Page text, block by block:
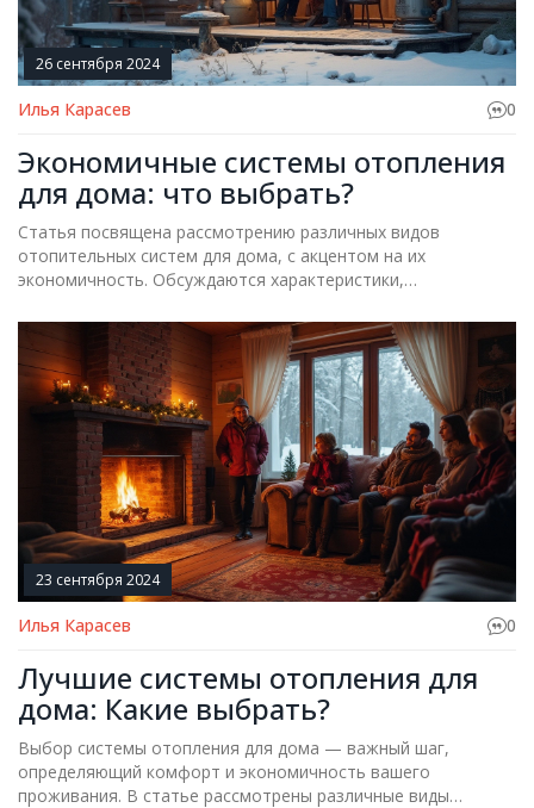
26 сентября 2024
Илья Карасев 0
Экономичные системы отопления
для дома: что выбрать?
Статья посвящена рассмотрению различных видов
отопительных систем для дома, с акцентом на их
экономичность. Обсуждаются характеристики,
электрическое и твердотопливное отопление, а также
системы на основе возобновляемых источников энергии.
Приводятся советы по выбору и эксплуатации
отопительных систем с целью минимизации затрат и
повышения энергоэффективности. Материал будет полезен
всем, кто планирует обновить или установить систему
отопления в своём доме.
23 сентября 2024
Илья Карасев 0
Лучшие системы отопления для
дома: Какие выбрать?
Выбор системы отопления для дома — важный шаг,
определяющий комфорт и экономичность вашего
проживания. В статье рассмотрены различные виды